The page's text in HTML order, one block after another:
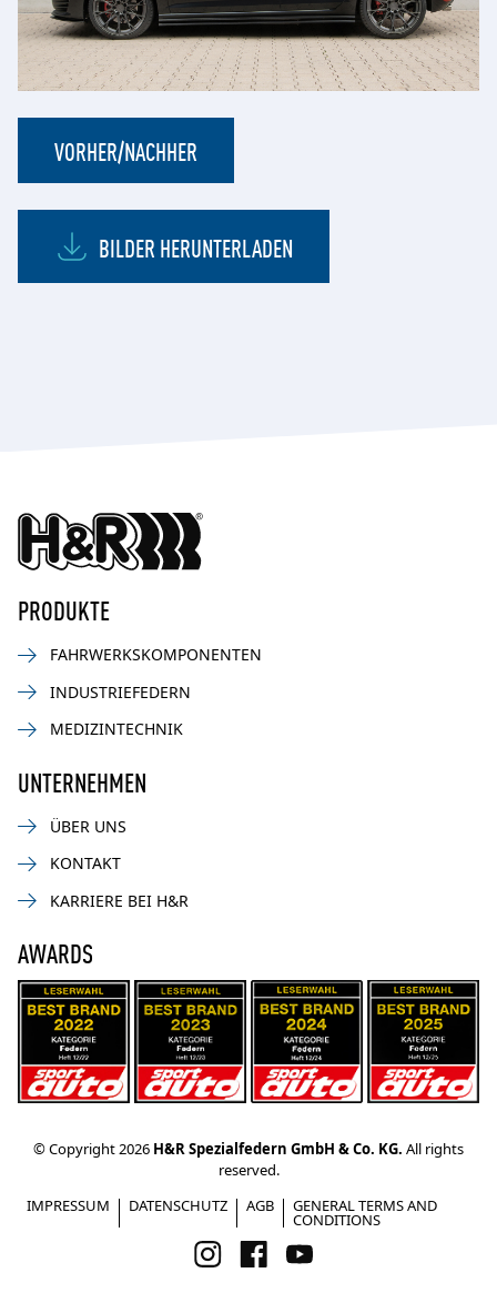
VORHER/NACHHER
BILDER HERUNTERLADEN
PRODUKTE
FAHRWERKSKOMPONENTEN
INDUSTRIEFEDERN
MEDIZINTECHNIK
UNTERNEHMEN
ÜBER UNS
KONTAKT
KARRIERE BEI H&R
AWARDS
© Copyright 2026 H&R Spezialfedern GmbH & Co. KG. All rights
reserved.
IMPRESSUM
DATENSCHUTZ AGB GENERAL TERMS AND
CONDITIONS